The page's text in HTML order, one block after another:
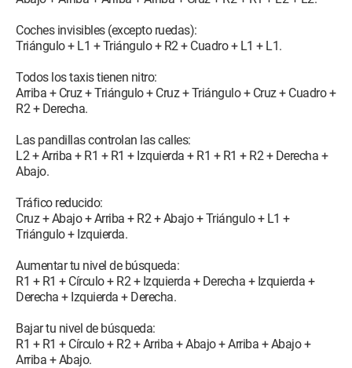
Coches invisibles (excepto ruedas):
Triángulo + L1 + Triángulo + R2 + Cuadro + L1 + L1.
Todos los taxis tienen nitro:
Arriba + Cruz + Triángulo + Cruz + Triángulo + Cruz + Cuadro +
R2 + Derecha.
Las pandillas controlan las calles:
L2 + Arriba + R1 + R1 + Izquierda + R1 + R1 + R2 + Derecha +
Abajo.
Tráfico reducido:
Cruz + Abajo + Arriba + R2 + Abajo + Triángulo + L1 +
Triángulo + Izquierda.
Aumentar tu nivel de búsqueda:
R1 + R1 + Círculo + R2 + Izquierda + Derecha + Izquierda +
Derecha + Izquierda + Derecha.
Bajar tu nivel de búsqueda:
R1 + R1 + Círculo + R2 + Arriba + Abajo + Arriba + Abajo +
Arriba + Abajo.